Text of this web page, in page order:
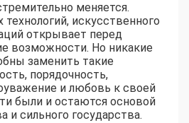
меняется.
искусственного
открывает перед
возможности. Но никакие
заменить такие
порядочность,
и любовь к своей
были и остаются основой
и сильного государства.